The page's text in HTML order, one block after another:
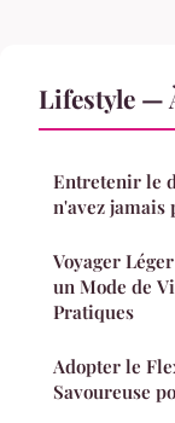
Lifestyle —
Entretenir le
n'avez jamais
Voyager
un Mode de
Pratiques
Adopter le
Savoureuse